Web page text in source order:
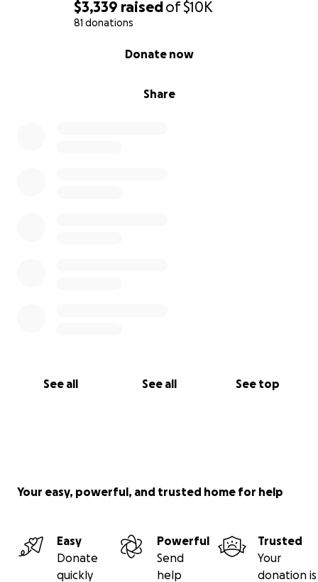
$3,339 raisedof$10K
81 donations
Share
Donate now
See all See all See top
Your easy, powerful, and trusted home for help
Easy
Donate
quickly
Powerful
Send
help
Trusted
Your
donation is